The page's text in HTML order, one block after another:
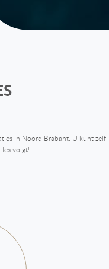
in Noord Brabant. U kunt zelf
les volgt!